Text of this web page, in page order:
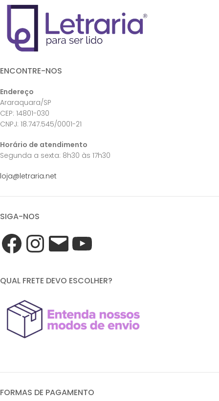
ENCONTRE-NOS
Endereço
Araraquara/SP
CEP: 14801-030
CNPJ: 18.747.545/0001-21
Horário de atendimento
Segunda a sexta: 8h30 às 17h30
loja@letraria.net
SIGA-NOS
QUAL FRETE DEVO ESCOLHER?
FORMAS DE PAGAMENTO